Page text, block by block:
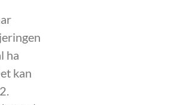
ha
kan